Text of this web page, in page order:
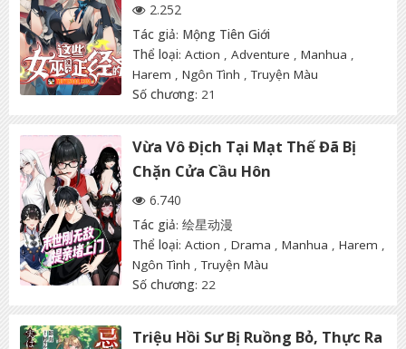
2.252
Tác giả: Mộng Tiên Giới
Thể loại: Action , Adventure , Manhua ,
Harem , Ngôn Tình ,Truyện Màu
Số chương: 21
Vừa Vô Địch Tại Mạt Thế Đã Bị
Chặn Cửa Cầu Hôn
6.740
Tác giả: 绘星动漫
Thể loại: Action , Drama , Manhua , Harem ,
Ngôn Tình ,Truyện Màu
Số chương: 22
Triệu Hồi Sư Bị Ruồng Bỏ, Thực Ra